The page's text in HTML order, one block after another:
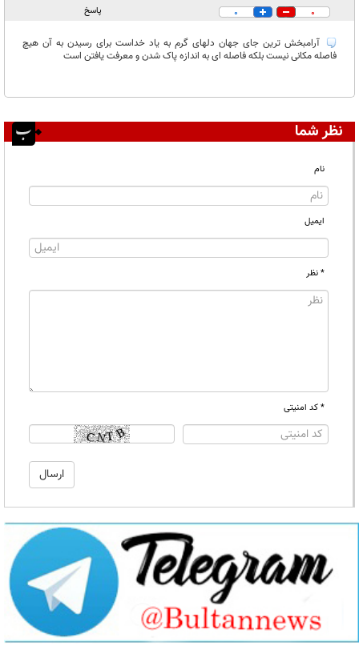
در انتظار بررسی:
0
0 پاسخ
آرامبخش ترین جای جهان دلهای گرم به یاد خداست برای رسیدن به آن هیچ
فاصله مکانی نیست بلکه فاصله ای به اندازه پاک شدن و معرفت یافتن است
نظر شما
نام
ایمیل
* نظر
* کد امنیتی